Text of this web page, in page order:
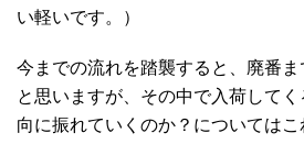
い軽いです。）
今までの流れを踏襲すると、廃番
と思いますが、その中で入荷して
向に振れていくのか？についてはこ